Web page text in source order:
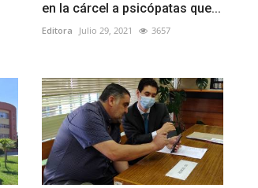
en la cárcel a psicópatas que...
Editora Julio 29, 2021 3657